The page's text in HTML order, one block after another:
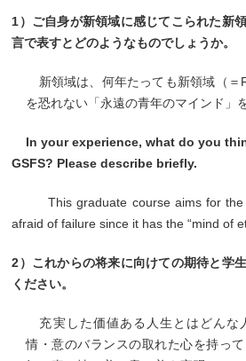
1）ご自身が新領域に感じてこられた新
言で表すとどのようなものでしょうか。
新領域は、何年たっても新領域（＝
を恐れない「永遠の青年のマインド」
In your experience, what do you
GSFS? Please describe briefly.
This graduate course aims for the
afraid of failure since it has the “mind of
2）これからの将来に向けての期待と学
ください。
充実した価値ある人生とはどんな
情・意のバランスの取れた心を持って